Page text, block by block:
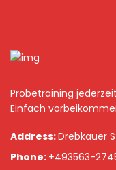
Probetraining
Einfach
Address:Drebkauer
Phone: +493563-